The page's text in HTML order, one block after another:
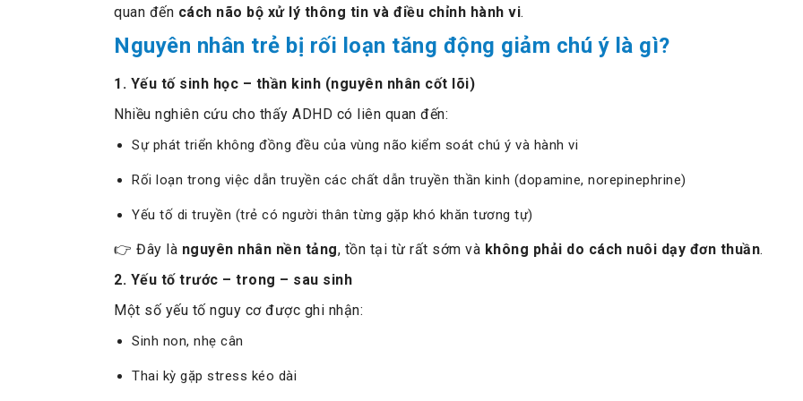
quan đến cách não bộ xử lý thông tin và điều chỉnh hành vi.
Nguyên nhân trẻ bị rối loạn tăng động giảm chú ý là gì?
1. Yếu tố sinh học – thần kinh (nguyên nhân cốt lõi)
Nhiều nghiên cứu cho thấy ADHD có liên quan đến:
Sự phát triển không đồng đều của vùng não kiểm soát chú ý và hành vi
Rối loạn trong việc dẫn truyền các chất dẫn truyền thần kinh (dopamine, norepinephrine)
Yếu tố di truyền (trẻ có người thân từng gặp khó khăn tương tự)
👉 Đây là nguyên nhân nền tảng, tồn tại từ rất sớm và không phải do cách nuôi dạy đơn thuần.
2. Yếu tố trước – trong – sau sinh
Một số yếu tố nguy cơ được ghi nhận:
Sinh non, nhẹ cân
Thai kỳ gặp stress kéo dài